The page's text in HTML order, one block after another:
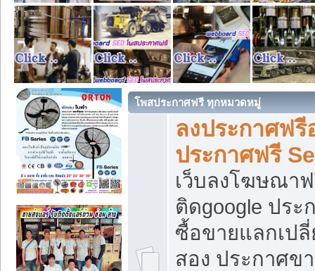
โพสประกาศฟรี ทุกหมวดหมู่
ลงประกาศฟ
ประกาศฟรี
เว็บลงโฆษณา
ติดgoogle ปร
ซื้อขายแลกเป
สอง ประกาศข